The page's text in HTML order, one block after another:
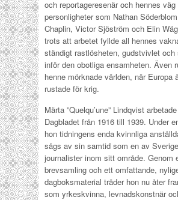
och reportageresenär och hennes
personligheter som Nathan
Chaplin, Victor Sjöström och Elin
trots att arbetet fyllde all hennes
ständigt rastlösheten, gudstvivlet och
inför den obotliga ensamheten. Även
henne mörknade världen, när Europa
rustade för krig.
Märta ”Quelqu’une” Lindqvist
Dagbladet från 1916 till 1939. Under
hon tidningens enda kvinnliga
sågs av sin samtid som en av
journalister inom sitt område. Genom
brevsamling och ett omfattande,
dagboksmaterial träder hon nu åter
som yrkeskvinna, levnadskonstnär